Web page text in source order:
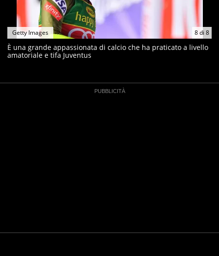
8di 8
Getty Images
È una grande appassionata di calcio che ha praticato a livello
amatoriale e tifa Juventus